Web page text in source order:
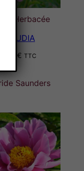
Herbacée
CLAUDIA
€ TTC
Saunders